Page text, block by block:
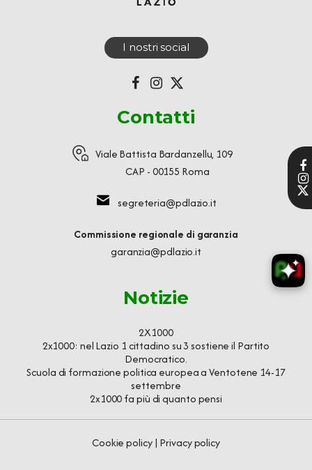
I nostri social
Contatti
Viale Battista Bardanzellu, 109
CAP - 00155 Roma
segreteria@pdlazio.it
Commissione regionale di garanzia
garanzia@pdlazio.it
Notizie
2X1000
2x1000: nel Lazio 1 cittadino su 3 sostiene il Partito
Democratico.
Scuola di formazione politica europea a Ventotene 14-17
settembre
2x1000 fa più di quanto pensi
Cookie policy| Privacy policy